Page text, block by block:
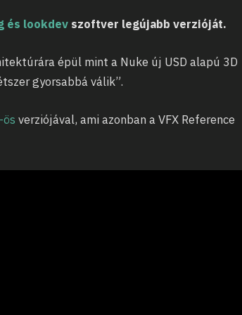
és lookdev szoftver legújabb verzióját.
épül mint a Nuke új USD alapú 3D
gyorsabbá válik”.
verziójával, ami azonban a VFX Reference